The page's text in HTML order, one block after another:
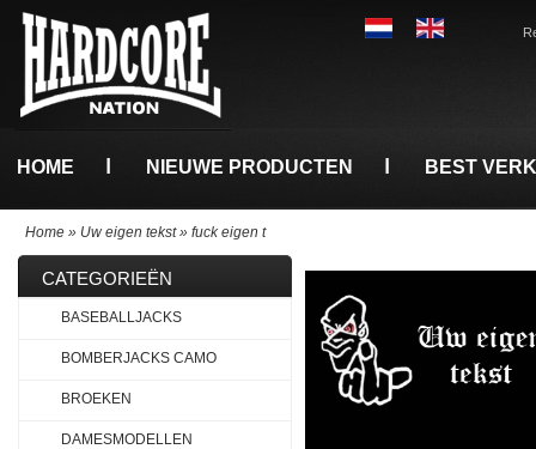
HOME NIEUWE PRODUCTEN BEST
Home » Uw eigen tekst» fuck eigen t
CATEGORIEËN
BASEBALLJACKS
BOMBERJACKS CAMO
BROEKEN
DAMESMODELLEN